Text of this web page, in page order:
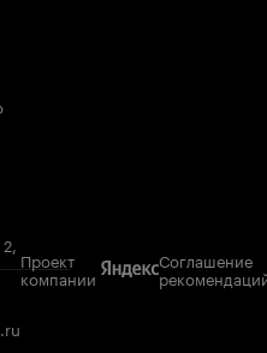
Проект
компании
Соглашение